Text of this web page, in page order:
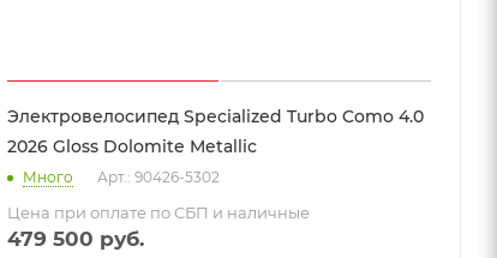
Электровелосипед Specialized Turbo Como 4.0
2026 Gloss Dolomite Metallic
Много Арт.: 90426-5302
Цена при оплате по СБП и наличные
479 500 руб.